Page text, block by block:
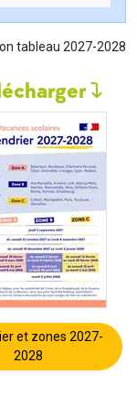
tableau 2027-2028
et zones 2027-
2028